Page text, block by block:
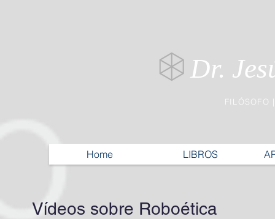
FILÓSOFO
Dr.
Home LIBROS
Vídeos sobre Roboética